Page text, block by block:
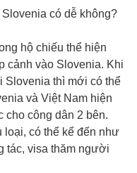
có dễ không?
hộ chiếu thể hiện
cảnh vào Slovenia. Khi
Slovenia thì mới có thể
và Việt Nam hiện
công dân 2 bên.
loại, có thể kể đến như
tác, visa thăm người